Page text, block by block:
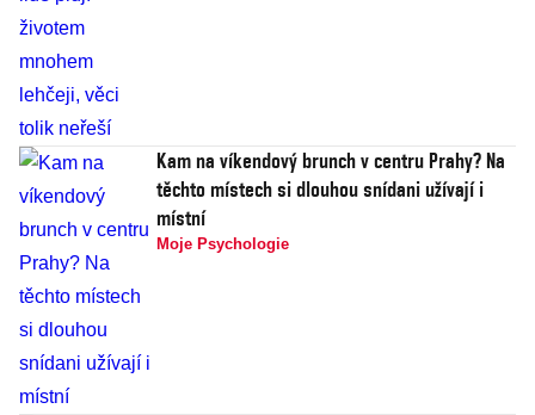
Kam na víkendový brunch v centru Prahy? Na
těchto místech si dlouhou snídani užívají i
místní
Moje Psychologie